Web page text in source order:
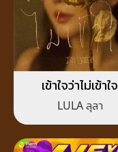
เข้าใจว่าไม่เข้าใจ
(INVERTED)
LULA ลุลา